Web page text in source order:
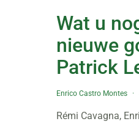
Wat u
nieuwe
Patrick
Enrico Castro Montes
Rémi Cavagna,